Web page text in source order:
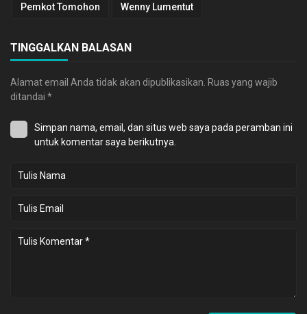
Pemkot Tomohon Wenny Lumentut
TINGGALKAN BALASAN
Alamat email Anda tidak akan dipublikasikan. Ruas yang wajib
ditandai *
Simpan nama, email, dan situs web saya pada peramban ini
untuk komentar saya berikutnya.